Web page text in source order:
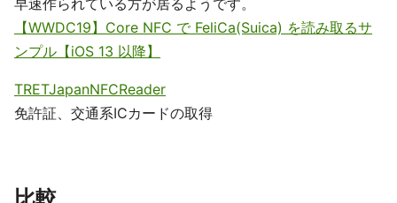
早速作られている方が居るようです。
【WWDC19】Core NFC で FeliCa(Suica) を読み取るサ
ンプル【iOS 13 以降】
TRETJapanNFCReader
免許証、交通系ICカードの取得